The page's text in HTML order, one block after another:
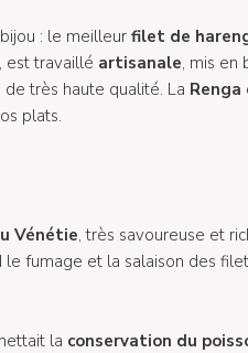
: le meilleurfilet de
est travaillé artisanale, mis en
très haute qualité. La Renga
plats.
Vénétie, très savoureuse et
fumage et la salaison des
la conservation du